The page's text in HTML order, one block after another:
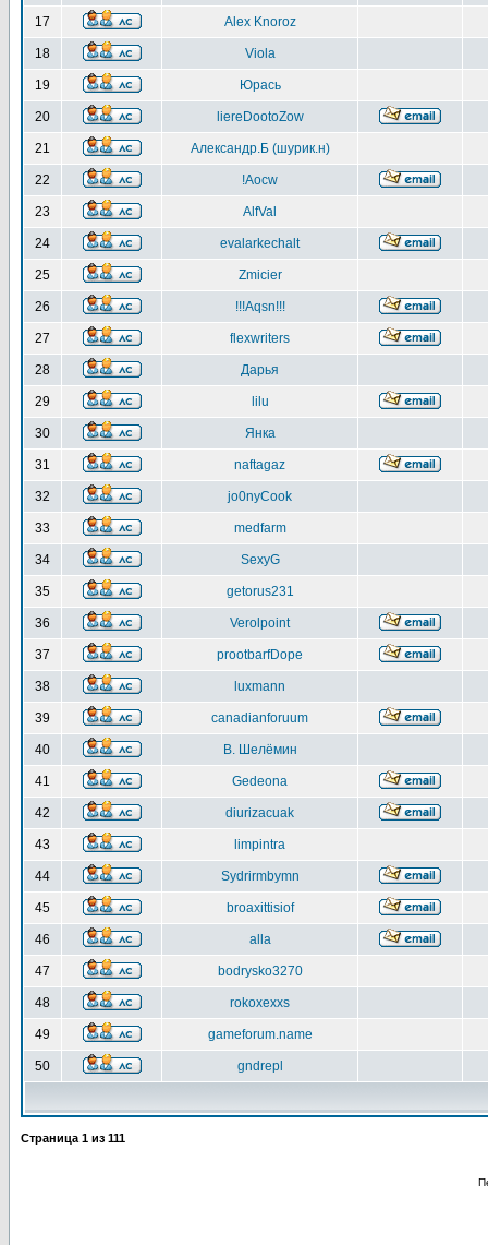
17 Alex Knoroz
18 Viola
19 Юрась
20 liereDootoZow
21 Александр.Б (шурик.н)
22 !Aocw
23 AlfVal
24 evalarkechalt
25 Zmicier
26 !!!Aqsn!!!
27 flexwriters
28 Дарья
29 lilu
30 Янка
31 naftagaz
32 jo0nyCook
33 medfarm
34 SexyG
35 getorus231
36 Verolpoint
37 prootbarfDope
38 luxmann
39 canadianforuum
40 В. Шелёмин
41 Gedeona
42 diurizacuak
43 limpintra
44 Sydrirmbymn
45 broaxittisiof
46 alla
47 bodrysko3270
48 rokoxexxs
49 gameforum.name
50 gndrepl
Страница 1 из 111